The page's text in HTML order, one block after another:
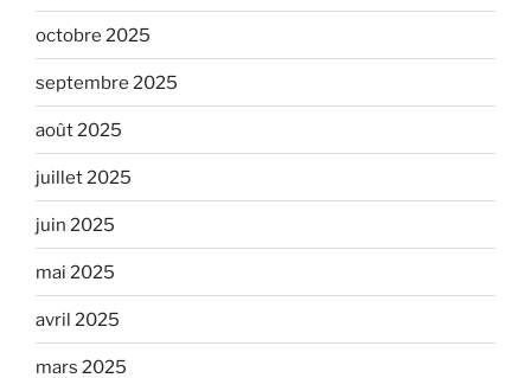
octobre 2025
septembre 2025
août 2025
juillet 2025
juin 2025
mai 2025
avril 2025
mars 2025